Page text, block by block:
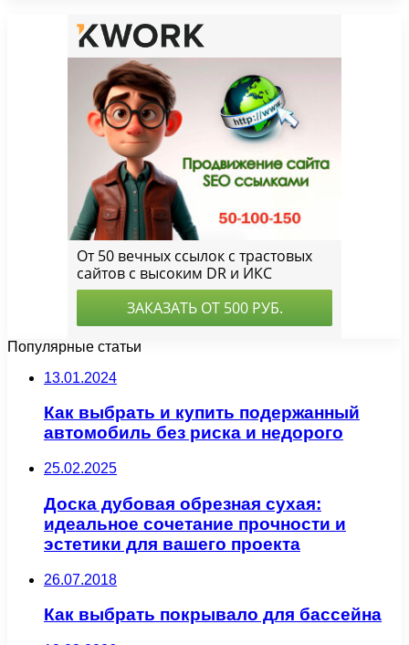
Популярные статьи
13.01.2024
Как выбрать и купить подержанный
автомобиль без риска и недорого
25.02.2025
Доска дубовая обрезная сухая:
идеальное сочетание прочности и
эстетики для вашего проекта
26.07.2018
Как выбрать покрывало для бассейна